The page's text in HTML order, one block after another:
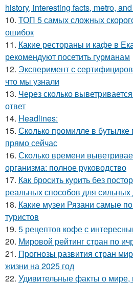
history, interesting facts, metro,
10. ТОП 5 самых сложных
ошибок
11. Какие рестораны и кафе в
рекомендуют посетить гурманам
12. Эксперимент с
что мы узнали
13. Через сколько
ответ
14. Headlines:
15. Сколько промилле в бутылке
прямо сейчас
16. Сколько времени
организма: полное руководство
17. Как бросить курить без
реальных способов для сильных
18. Какие музеи Рязани самые
туристов
19. 5 рецептов кофе с
20. Мировой рейтинг стран по
21. Прогнозы развития стран
жизни на 2025 год
22. Удивительные факты о мире,